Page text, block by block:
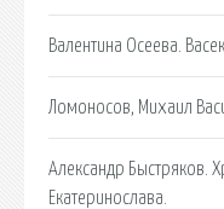
Валентина Осеева.
Ломоносов, Михаил
Александр Быстряков.
Екатеринослава.